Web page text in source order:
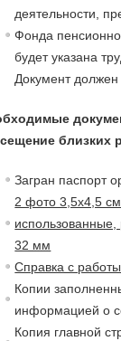
деятельности,
Фонда
будет указана
Документ
близких
Загран паспорт
2 фото 3,5х4,5
32 мм
Справка с работы
Копии
информацией о
Копия главной